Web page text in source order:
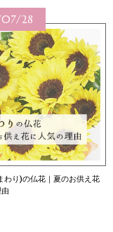
27
わり）の花言葉｜本数別の
・贈り方